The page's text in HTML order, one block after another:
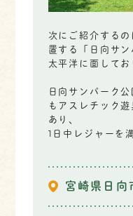
次にご紹介する
置する「日向サ
太平洋に面してお
日向サンパーク
もアスレチック
あり、
1日中レジャーを
宮崎県日